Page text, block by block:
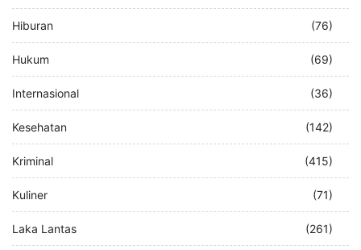
Hiburan (76)
Hukum (69)
Internasional (36)
Kesehatan (142)
Kriminal (415)
Kuliner (71)
Laka Lantas (261)